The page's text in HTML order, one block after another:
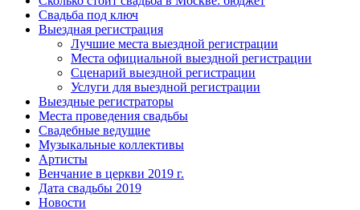
Свадьба под ключ
Выездная регистрация
Лучшие места выездной регистрации
Места официальной выездной регистрации
Сценарий выездной регистрации
Услуги для выездной регистрации
Выездные регистраторы
Места проведения свадьбы
Свадебные ведущие
Музыкальные коллективы
Артисты
Венчание в церкви 2019 г.
Дата свадьбы 2019
Новости